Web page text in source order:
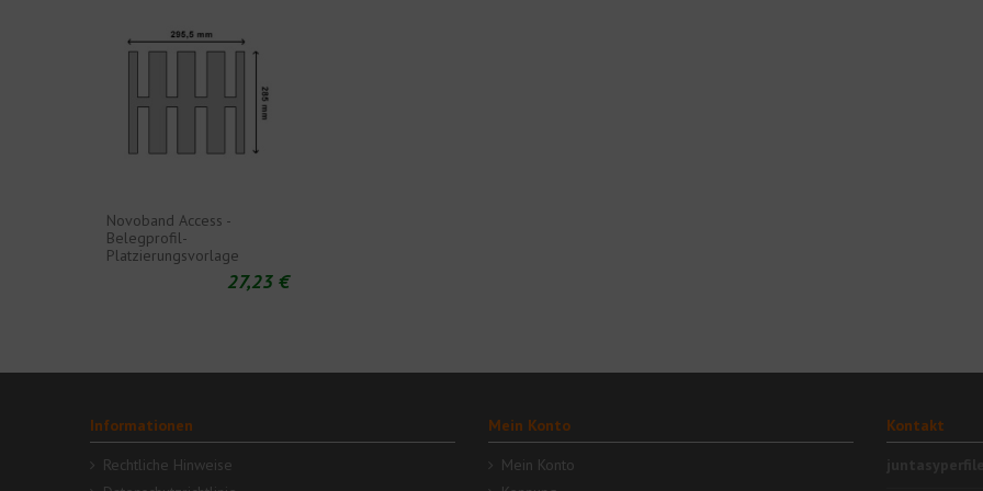
Novoband Access -
Belegprofil-
Platzierungsvorlage
27,23 €
Informationen
Rechtliche Hinweise
Mein Konto
Mein Konto
Kontakt